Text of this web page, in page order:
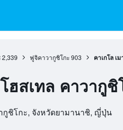
2,339 ฟูจิคาวากูชิโกะ 903 คาเกโล เ
ฮสเทล คาวากูชิ
กูชิโกะ, จังหวัดยามานาชิ, ญี่ปุ่น